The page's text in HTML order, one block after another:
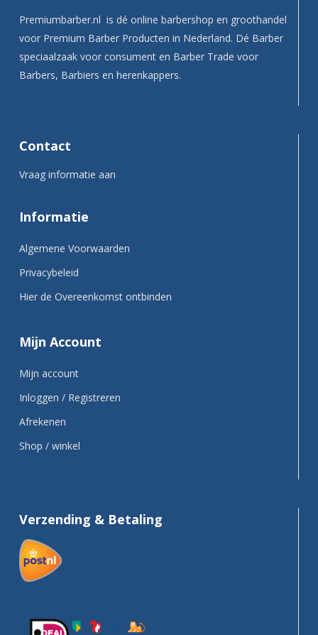
Premiumbarber.nl is dé online barbershop en groothandel
voor Premium Barber Producten in Nederland. Dé Barber
speciaalzaak voor consument en Barber Trade voor
Barbers, Barbiers en herenkappers.
Contact
Vraag informatie aan
Informatie
Algemene Voorwaarden
Privacybeleid
Hier de Overeenkomst ontbinden
Mijn Account
Mijn account
Inloggen / Registreren
Afrekenen
Shop / winkel
Verzending & Betaling